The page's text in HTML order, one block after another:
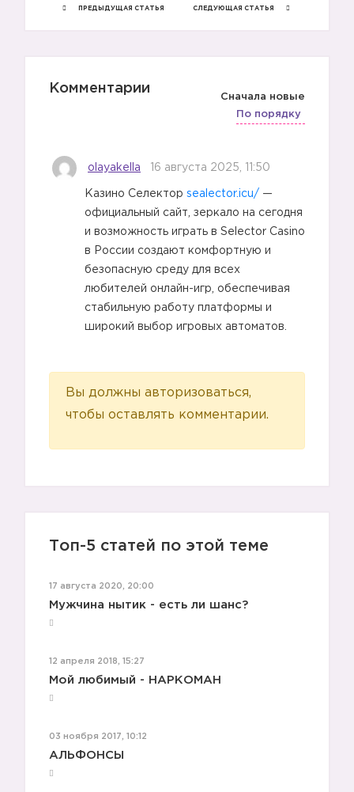
ПРЕДЫДУЩАЯ СТАТЬЯ СЛЕДУЮЩАЯ СТАТЬЯ
Комментарии
Сначала новые
По порядку
olayakella 16 августа 2025, 11:50
Казино Селектор sealector.icu/ —
официальный сайт, зеркало на сегодня
и возможность играть в Selector Casino
в России создают комфортную и
безопасную среду для всех
любителей онлайн-игр, обеспечивая
стабильную работу платформы и
широкий выбор игровых автоматов.
Вы должны авторизоваться,
чтобы оставлять комментарии.
Топ-5 статей по этой теме
17 августа 2020, 20:00
Мужчина нытик - есть ли шанс?
12 апреля 2018, 15:27
Мой любимый - НАРКОМАН
03 ноября 2017, 10:12
АЛЬФОНСЫ